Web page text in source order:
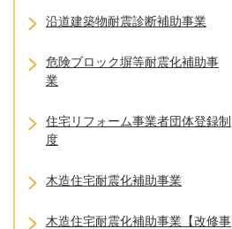
沿道建築物耐震診断補助事業
危険ブロック塀等耐震化補助事
業
住宅リフォーム事業者団体登録制
度
木造住宅耐震化補助事業
木造住宅耐震化補助事業【改修事